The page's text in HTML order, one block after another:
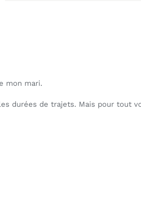
mon mari.
durées de trajets. Mais pour tout